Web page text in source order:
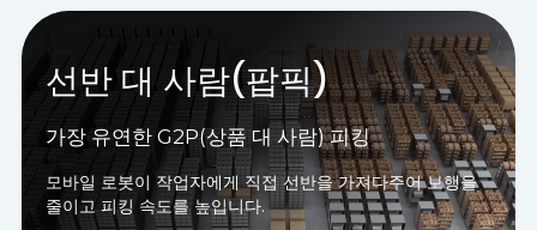
선반 대 사람(팝픽)
가장 유연한 G2P(상품 대 사람) 피킹
모바일 로봇이 작업자에게 직접 선반을 가져다주어 보행을
줄이고 피킹 속도를 높입니다.